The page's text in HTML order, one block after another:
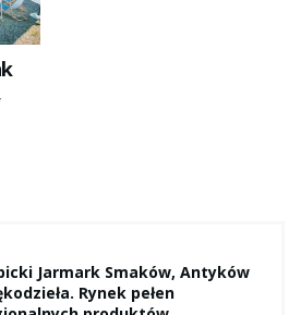
Jarmark Smaków, Antyków
Rynek pełen